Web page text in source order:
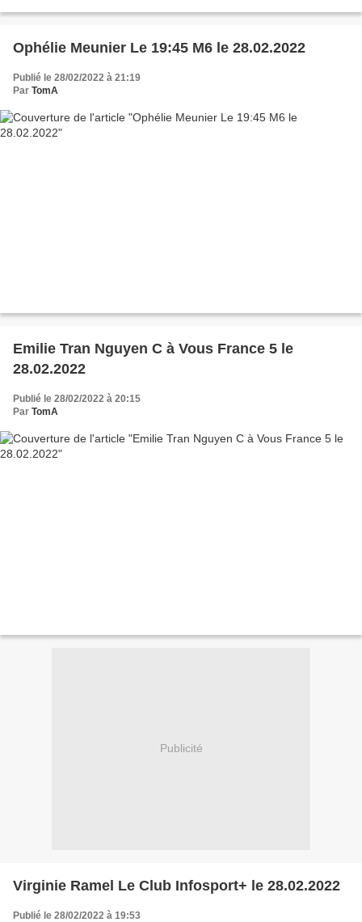
Ophélie Meunier Le 19:45 M6 le 28.02.2022
Publié le 28/02/2022 à 21:19
Par TomA
Emilie Tran Nguyen C à Vous France 5 le
28.02.2022
Publié le 28/02/2022 à 20:15
Par TomA
Publicité
Virginie Ramel Le Club Infosport+ le 28.02.2022
Publié le 28/02/2022 à 19:53